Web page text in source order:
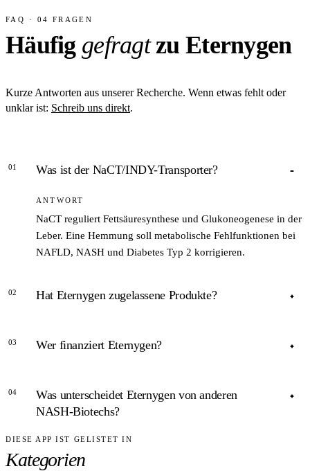
FAQ · 04 FRAGEN
Häufig gefragtzu Eternygen
Kurze Antworten aus unserer Recherche. Wenn etwas fehlt oder
unklar ist: Schreib uns direkt.
01 Was ist der NaCT/INDY-Transporter?
ANTWORT
NaCT reguliert Fettsäuresynthese und Glukoneogenese in der
Leber. Eine Hemmung soll metabolische Fehlfunktionen bei
NAFLD, NASH und Diabetes Typ 2 korrigieren.
02 Hat Eternygen zugelassene Produkte?
Nein – Eternygen ist präklinisch/frühklinisch tätig. Das
03 Wer finanziert Eternygen?
Epidarex Capital (Series A 2017), Evotec AG, IBB Ventures,
VC Fonds Technologie Berlin + Folgerunde 2020. Gesamt
04
Was unterscheidet Eternygen von anderen
NASH-Biotechs?
ANTWORT
Der NaCT/INDY-Ansatz unterscheidet sich von FXR-
DIESE APP IST GELISTET IN
Kategorien